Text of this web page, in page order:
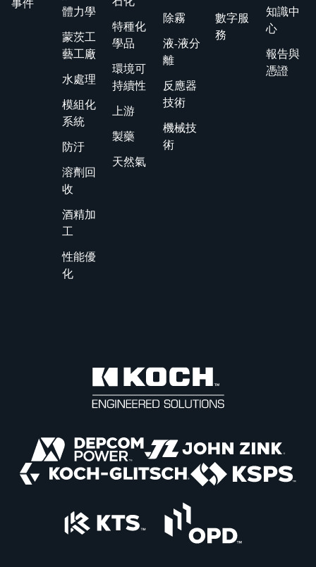
體力學
蒙茨工
藝工廠
水處理
模組化
系統
防汙
溶劑回
收
酒精加
工
性能優
化
特種化
學品
環境可
持續性
上游
製藥
天然氣
除霧
液-液分
離
反應器
技術
機械技
術
數字服
務
知識中
心
報告與
憑證